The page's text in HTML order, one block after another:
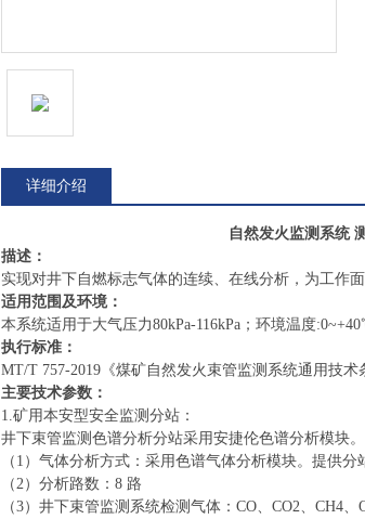
详细介绍
自然发火监测系统
描述：
实现对井下自燃标志气体的连续、在线分析，为工作
适用范围及环境：
本系统适用于大气压力80kPa-116kPa；环境温度
执行标准：
MT/T 757-2019《煤矿自然发火束管监测系统通用技术
主要技术参数：
1.矿用本安型安全监测分站：
井下束管监测色谱分析分站采用安捷伦色谱分析模块。
（1）气体分析方式：采用色谱气体分析模块。提供分
（2）分析路数：8 路
（3）井下束管监测系统检测气体：CO、CO2、CH4